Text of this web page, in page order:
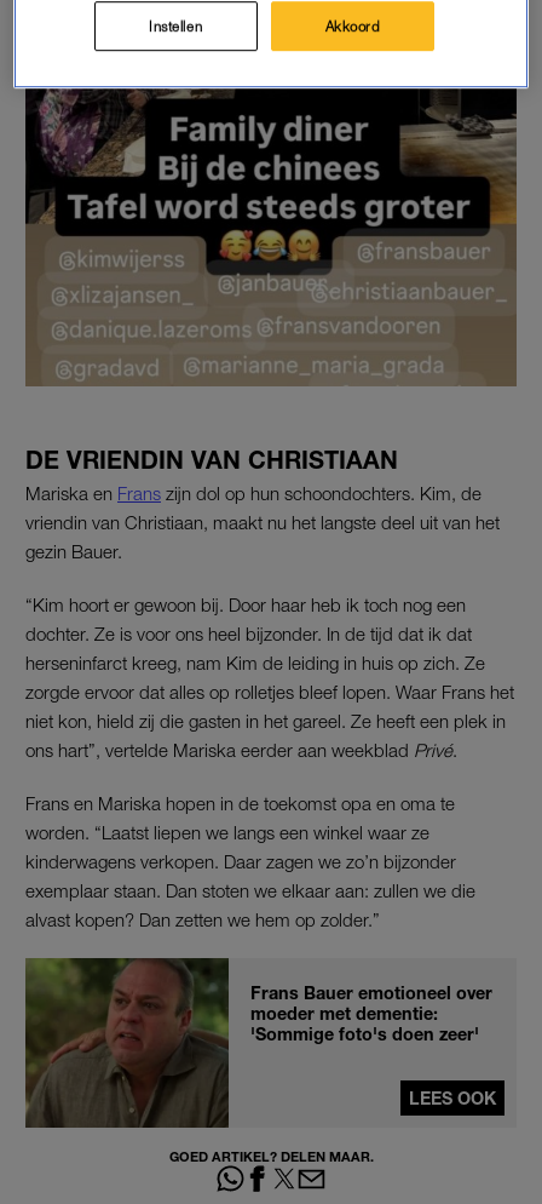
DE VRIENDIN VAN CHRISTIAAN
Mariska en Frans zijn dol op hun schoondochters. Kim, de
vriendin van Christiaan, maakt nu het langste deel uit van het
gezin Bauer.
“Kim hoort er gewoon bij. Door haar heb ik toch nog een
dochter. Ze is voor ons heel bijzonder. In de tijd dat ik dat
herseninfarct kreeg, nam Kim de leiding in huis op zich. Ze
zorgde ervoor dat alles op rolletjes bleef lopen. Waar Frans het
niet kon, hield zij die gasten in het gareel. Ze heeft een plek in
ons hart”, vertelde Mariska eerder aan weekblad Privé.
Frans en Mariska hopen in de toekomst opa en oma te
worden. “Laatst liepen we langs een winkel waar ze
kinderwagens verkopen. Daar zagen we zo’n bijzonder
exemplaar staan. Dan stoten we elkaar aan: zullen we die
alvast kopen? Dan zetten we hem op zolder.”
Frans Bauer emotioneel over
moeder met dementie:
'Sommige foto's doen zeer'
LEES OOK
GOED ARTIKEL? DELEN MAAR.
Instellen Akkoord